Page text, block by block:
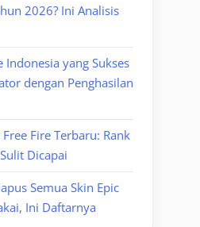
2026? Ini Analisis
Indonesia yang Sukses
dengan Penghasilan
Fire Terbaru: Rank
Dicapai
Semua Skin Epic
Ini Daftarnya